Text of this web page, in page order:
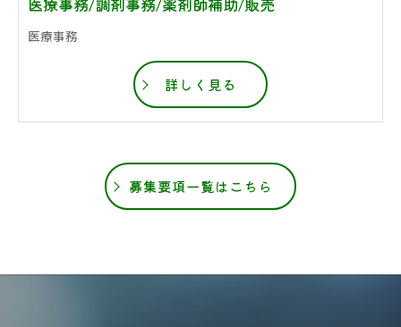
医療事務
詳しく見る
募集要項一覧はこちら